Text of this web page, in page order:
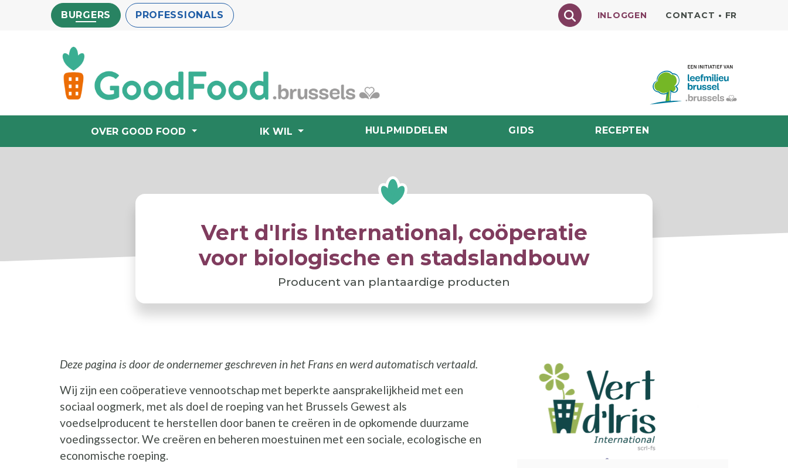
BURGERS PROFESSIONALS Texte à rechercher
INLOGGEN CONTACT • FR
OVER GOOD FOOD IK WIL HULPMIDDELEN GIDS RECEPTEN
Vert d'Iris International, coöperatie
voor biologische en stadslandbouw
Producent van plantaardige producten
Deze pagina is door de ondernemer geschreven in het Frans en werd automatisch vertaald.
Wij zijn een coöperatieve vennootschap met beperkte aansprakelijkheid met een
sociaal oogmerk, met als doel de roeping van het Brussels Gewest als
voedselproducent te herstellen door banen te creëren in de opkomende duurzame
voedingssector. We creëren en beheren moestuinen met een sociale, ecologische en
economische roeping.
ILLUSTRATIE